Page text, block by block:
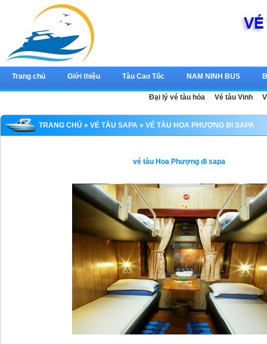
Trang chủ Giới thiệu Tàu Cao Tốc NAM NINH BUS
Đại lý vé tàu hỏa Vé tàu Vinh
TRANG CHỦ » VÉ TÀU SAPA » VÉ TÀU HOA PHƯỢNG ĐI SAPA
vé tàu Hoa Phượng đi sapa